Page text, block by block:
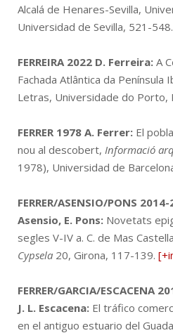
Alcalá de Henares-Sevilla,
Universidad de Sevilla, 521-548.
FERREIRA 2022 D. Ferreira: A
Fachada Atlântica da Península
Letras, Universidade do Porto,
FERRER 1978 A. Ferrer: El
nou al descobert, Informació
1978), Universidad de
FERRER/ASENSIO/PONS
Asensio, E. Pons: Novetats
segles V-IV a. C. de Mas
Cypsela 20, Girona, 117-139.
FERRER/GARCIA/ESCACENA
J. L. Escacena: El tráfico
en el antiguo estuario del